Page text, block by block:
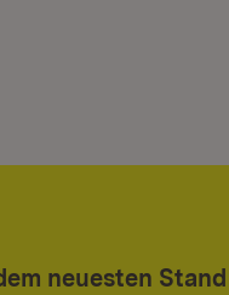
neuesten Stand